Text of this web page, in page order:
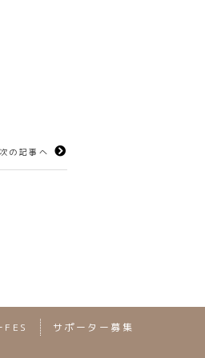
次の記事へ
FES
サポーター募集